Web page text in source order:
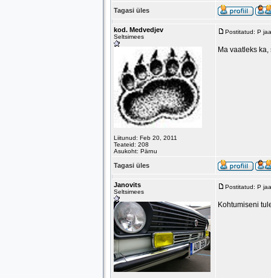
Tagasi üles
kod. Medvedjev
Seltsimees
Liitunud: Feb 20, 2011
Teateid: 208
Asukoht: Pärnu
Postitatud: P
Ma vaatleks
Tagasi üles
Janovits
Seltsimees
Postitatud: P
Kohtumiseni